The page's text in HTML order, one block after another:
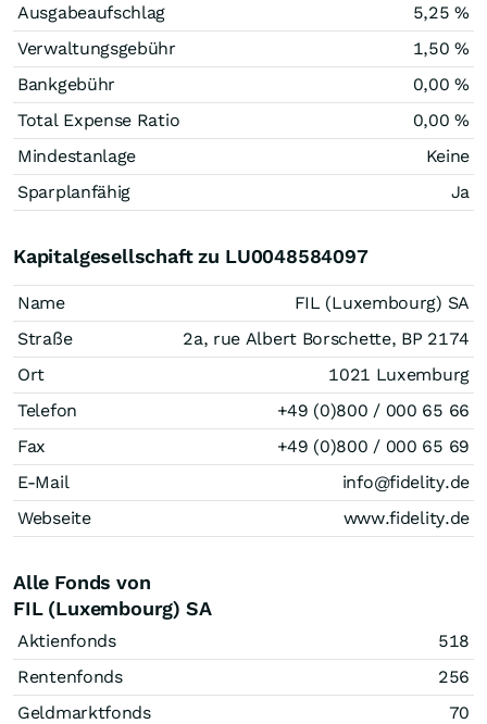
Ausgabeaufschlag
5,25 %
Verwaltungsgebühr
1,50 %
Bankgebühr
0,00 %
Total Expense Ratio
0,00 %
Mindestanlage
Keine
Sparplanfähig
Ja
Kapitalgesellschaft zu LU0048584097
Name
FIL (Luxembourg) SA
Straße
2a, rue Albert Borschette, BP 2174
Ort
1021 Luxemburg
Telefon
+49 (0)800 / 000 65 66
Fax
+49 (0)800 / 000 65 69
E-Mail
info@fidelity.de
Webseite
www.fidelity.de
Alle Fonds von
FIL (Luxembourg) SA
Aktienfonds
518
Rentenfonds
256
Geldmarktfonds
70